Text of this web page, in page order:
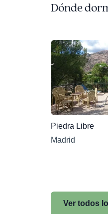
Dónde
Piedra Libre
Madrid
Ver todos